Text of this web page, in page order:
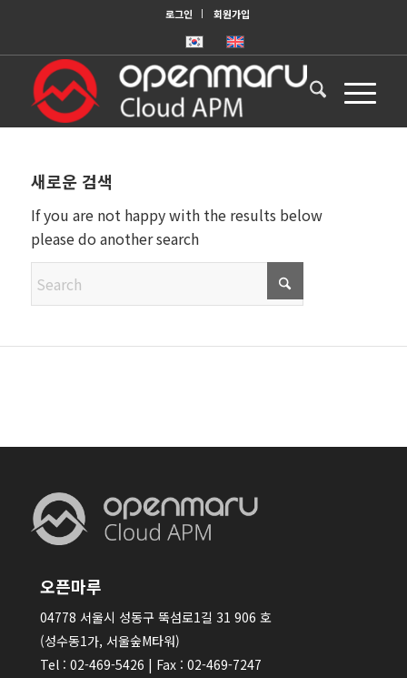
로그인 회원가입
새로운 검색
If you are not happy with the results below
please do another search
오픈마루
04778 서울시 성동구 뚝섬로1길 31 906 호
(성수동1가, 서울숲M타워)
Tel : 02-469-5426 | Fax : 02-469-7247